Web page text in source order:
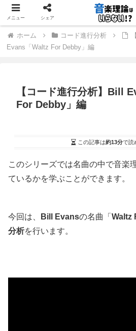
音楽理論を「学ぶ」のではなく「
ホーム コード進行分析
Evans「Waltz For Debby」編
【コード進行分析】Bill
For Debby」編
この記事は約13分で読
このシリーズでは名曲の中で音楽
ているかを学ぶことができます。
今回は、 Bill Evansの名曲「 Waltz
分析を行います。
メニュー シェア